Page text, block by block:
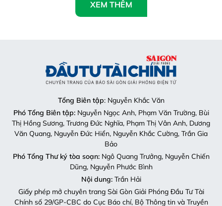
XEM THÊM
Tổng Biên tập: Nguyễn Khắc Văn
Phó Tổng Biên tập:Nguyễn Ngọc Anh, Phạm Văn Trường, Bùi
Thị Hồng Sương, Trương Đức Nghĩa, Phạm Thị Vân Anh, Dương
Văn Quang, Nguyễn Đức Hiển, Nguyễn Khắc Cường, Trần Gia
Bảo
Phó Tổng Thư ký tòa soạn:Ngô Quang Trưởng, Nguyễn Chiến
Dũng, Nguyễn Phước Bình
Nội dung:Trần Hải
Giấy phép mở chuyên trang Sài Gòn Giải Phóng Đầu Tư Tài
Chính số 29/GP-CBC do Cục Báo chí, Bộ Thông tin và Truyền